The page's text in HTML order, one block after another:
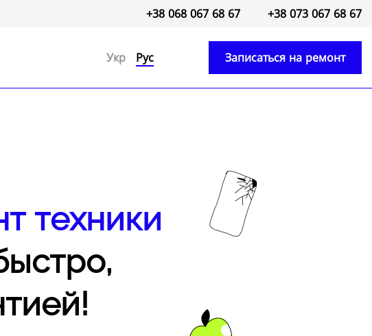
+38 068 067 68 67 +38 073 067 68 67
Укр Рус Записаться на ремонт
техники